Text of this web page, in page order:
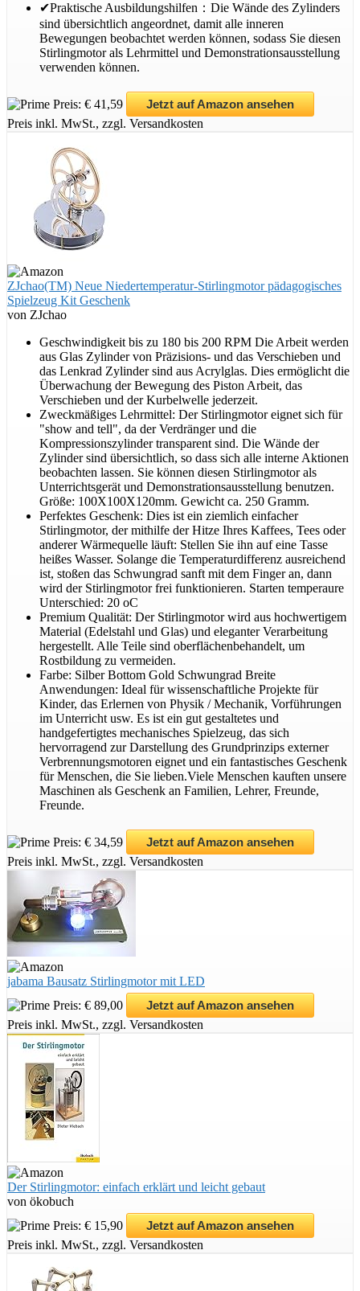
✔Praktische Ausbildungshilfen：Die Wände des Zylinders
sind übersichtlich angeordnet, damit alle inneren
Bewegungen beobachtet werden können, sodass Sie diesen
Stirlingmotor als Lehrmittel und Demonstrationsausstellung
verwenden können.
Preis: € 41,59
Jetzt auf Amazon ansehen
Preis inkl. MwSt., zzgl. Versandkosten
ZJchao(TM) Neue Niedertemperatur-Stirlingmotor pädagogisches
Spielzeug Kit Geschenk
von ZJchao
Geschwindigkeit bis zu 180 bis 200 RPM Die Arbeit werden
aus Glas Zylinder von Präzisions- und das Verschieben und
das Lenkrad Zylinder sind aus Acrylglas. Dies ermöglicht die
Überwachung der Bewegung des Piston Arbeit, das
Verschieben und der Kurbelwelle jederzeit.
Zweckmäßiges Lehrmittel: Der Stirlingmotor eignet sich für
"show and tell", da der Verdränger und die
Kompressionszylinder transparent sind. Die Wände der
Zylinder sind übersichtlich, so dass sich alle interne Aktionen
beobachten lassen. Sie können diesen Stirlingmotor als
Unterrichtsgerät und Demonstrationsausstellung benutzen.
Größe: 100X100X120mm. Gewicht ca. 250 Gramm.
Perfektes Geschenk: Dies ist ein ziemlich einfacher
Stirlingmotor, der mithilfe der Hitze Ihres Kaffees, Tees oder
anderer Wärmequelle läuft: Stellen Sie ihn auf eine Tasse
heißes Wasser. Solange die Temperaturdifferenz ausreichend
ist, stoßen das Schwungrad sanft mit dem Finger an, dann
wird der Stirlingmotor frei funktionieren. Starten temperaure
Unterschied: 20 oC
Premium Qualität: Der Stirlingmotor wird aus hochwertigem
Material (Edelstahl und Glas) und eleganter Verarbeitung
hergestellt. Alle Teile sind oberflächenbehandelt, um
Rostbildung zu vermeiden.
Farbe: Silber Bottom Gold Schwungrad Breite
Anwendungen: Ideal für wissenschaftliche Projekte für
Kinder, das Erlernen von Physik / Mechanik, Vorführungen
im Unterricht usw. Es ist ein gut gestaltetes und
handgefertigtes mechanisches Spielzeug, das sich
hervorragend zur Darstellung des Grundprinzips externer
Verbrennungsmotoren eignet und ein fantastisches Geschenk
für Menschen, die Sie lieben.Viele Menschen kauften unsere
Maschinen als Geschenk an Familien, Lehrer, Freunde,
Freunde.
Preis: € 34,59
Jetzt auf Amazon ansehen
Preis inkl. MwSt., zzgl. Versandkosten
jabama Bausatz Stirlingmotor mit LED
Preis: € 89,00
Jetzt auf Amazon ansehen
Preis inkl. MwSt., zzgl. Versandkosten
Der Stirlingmotor: einfach erklärt und leicht gebaut
von ökobuch
Preis: € 15,90
Jetzt auf Amazon ansehen
Preis inkl. MwSt., zzgl. Versandkosten